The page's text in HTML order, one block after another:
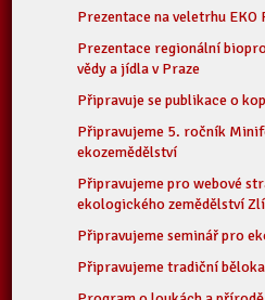
Prezentace na veletrhu EKO
Prezentace regionální
vědy a jídla v Praze
Připravuje se publikace o
Připravujeme 5. ročník
ekozemědělství
Připravujeme pro webové
ekologického zemědělství
Připravujeme seminář pro
Připravujeme tradiční